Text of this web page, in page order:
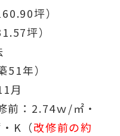
坪）
坪）
年）
月
前：2.74ｗ/㎡・
K（改修前の約